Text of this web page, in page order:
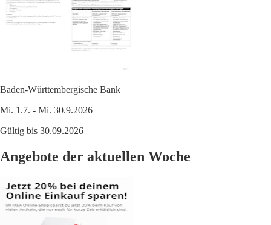
Baden-Württembergische Bank
Mi. 1.7. - Mi. 30.9.2026
Gültig bis 30.09.2026
Angebote der aktuellen Woche